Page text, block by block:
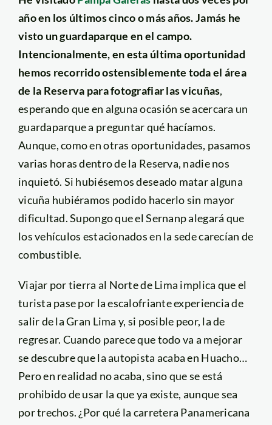
año en los últimos cinco o más años. Jamás he
visto un guardaparque en el campo.
Intencionalmente, en esta última oportunidad
hemos recorrido ostensiblemente toda el área
de la Reserva para fotografiar las vicuñas,
esperando que en alguna ocasión se acercara un
guardaparque a preguntar qué hacíamos.
Aunque, como en otras oportunidades, pasamos
varias horas dentro de la Reserva, nadie nos
inquietó. Si hubiésemos deseado matar alguna
vicuña hubiéramos podido hacerlo sin mayor
dificultad. Supongo que el Sernanp alegará que
los vehículos estacionados en la sede carecían de
combustible.
Viajar por tierra al Norte de Lima implica que el
turista pase por la escalofriante experiencia de
salir de la Gran Lima y, si posible peor, la de
regresar. Cuando parece que todo va a mejorar
se descubre que la autopista acaba en Huacho…
Pero en realidad no acaba, sino que se está
prohibido de usar la que ya existe, aunque sea
por trechos. ¿Por qué la carretera Panamericana